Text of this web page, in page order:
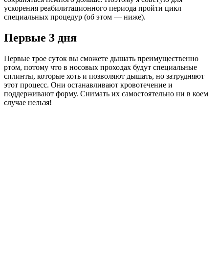
ускорения реабилитационного периода пройти цикл
специальных процедур (об этом — ниже).
Первые 3 дня
Первые трое суток вы сможете дышать преимущественно
ртом, потому что в носовых проходах будут специальные
сплинты, которые хоть и позволяют дышать, но затрудняют
этот процесс. Они останавливают кровотечение и
поддерживают форму. Снимать их самостоятельно ни в коем
случае нельзя!